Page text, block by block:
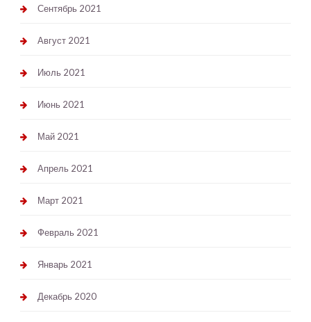
Сентябрь 2021
Август 2021
Июль 2021
Июнь 2021
Май 2021
Апрель 2021
Март 2021
Февраль 2021
Январь 2021
Декабрь 2020